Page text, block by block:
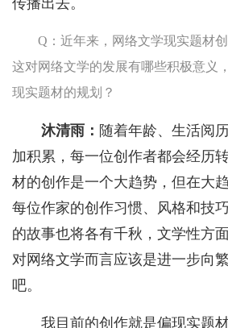
传播出去。
Q：近年来，网络文学现实题材
这对网络文学的发展有哪些积极意义
现实题材的规划？
沐清雨： 随着年龄、生活阅
加积累，每一位创作者都会经历
材的创作是一个大趋势，但在大
每位作家的创作习惯、风格和技
的故事也将各有千秋，文学性方
对网络文学而言应该是进一步向
吧。
我目前的创作就是偏现实题